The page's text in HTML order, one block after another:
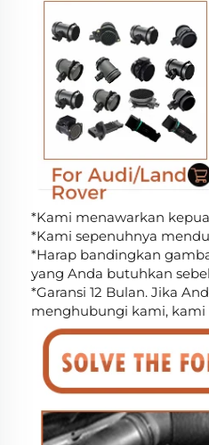
*Kami menawarkan
*Kami sepenuhnya
*Harap bandingkan
yang Anda butuhkan
*Garansi 12 Bulan. Jika
menghubungi kami, kami